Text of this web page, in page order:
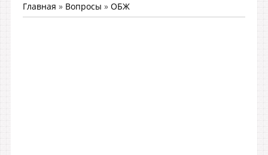
Главная » Вопросы » ОБЖ